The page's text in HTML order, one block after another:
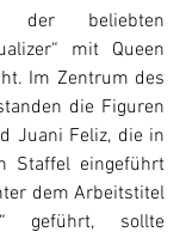
der beliebten
mit Queen
Im Zentrum des
die Figuren
Juani Feliz, die in
Staffel eingeführt
dem Arbeitstitel
geführt, sollte